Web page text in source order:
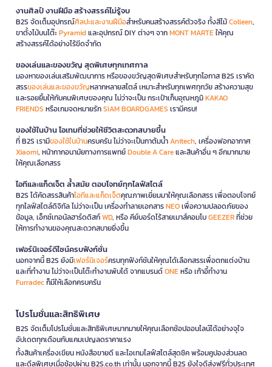
งานศิลป์ งานฝีมือ สร้างสรรค์ไม่รู้จบ
B2S จัดเต็มอุปกรณ์ศิลปะและงานฝีมือสำหรับคนสร้างสรรค์ตัวจริง ทั้งสีไม้Colleen,
ขาตั้งไม้บนโต๊ะPyramidและอุปกรณ์ DIY ต่างๆ จากMONT MARTEให้คุณ
สร้างสรรค์ได้อย่างไร้ขีดจำกัด
ของเล่นและของขวัญ สุดพิเศษทุกเทศกาล
มองหาของเล่นเสริมพัฒนาการ หรือของขวัญสุดพิเศษสำหรับทุกโอกาส B2S เราคัด
สรรของเล่นและของขวัญหลากหลายสไตล์ เหมาะสำหรับทุกเพศทุกวัย สร้างความสุข
และรอยยิ้มให้กับคนพิเศษของคุณ ไม่ว่าจะเป็น กระเป๋าเก็บอุณหภูมิKAKAO
FRIENDS หรือเกมจดหมายรักSIAM BOARDGAMES เรามีครบ!
ของใช้ในบ้าน ไอเทมที่ช่วยให้ชีวิตสะดวกสบายขึ้น
ที่ B2S เรามีของใช้ในบ้านครบครัน ไม่ว่าจะเป็นกาต้มน้ำAnitech, เครื่องฟอกอากาศ
Xiaomi, หน้ากากอนามัยทางการแพทย์Double A Careและสินค้าอื่น ๆ อีกมากมาย
ให้คุณเลือกสรร
ไอทีและแก็ดเจ็ต ล้ำสมัย ตอบโจทย์ทุกไลฟ์สไตล์
B2S ได้คัดสรรสินค้าไอทีและแก็ดเจ็ตคุณภาพเยี่ยมมาให้คุณเลือกสรร เพื่อตอบโจทย์
ทุกไลฟ์สไตล์ดิจิทัล ไม่ว่าจะเป็น เครื่องทำลายเอกสารNEOเพื่อความปลอดภัยของ
ข้อมูล, เอ็กซ์เทอนัลฮาร์ดดิสก์WD, หรือ คีย์บอร์ดไร้สายเมาส์คอมโบGEEZERที่ช่วย
ให้การทำงานของคุณสะดวกสบายยิ่งขึ้น
เฟอร์นิเจอร์ดีไซน์ครบฟังก์ชั่น
นอกจากนี้ B2S ยังมีเฟอร์นิเจอร์ครบทุกฟังก์ชันให้คุณได้เลือกสรรเพื่อตกแต่งบ้าน
และที่ทำงาน ไม่ว่าจะเป็นโต๊ะทำงานพับได้ จากแบรนด์ONEหรือ เก้าอี้ทำงาน
Furradecก็มีให้เลือกครบครัน
โปรโมชั่นและสิทธิพิเศษ
B2S จัดเต็มโปรโมชั่นและสิทธิพิเศษมากมายให้คุณเลือกช้อปออนไลน์ได้อย่างจุใจ
อัปเดตทุกเดือนกับแคมเปญลดราคาแรง
ทั้งสินค้าเครื่องเขียน หนังสือขายดี และไอเทมไลฟ์สไตล์สุดชิค พร้อมคูปองส่วนลด
และดีลพิเศษเมื่อช้อปผ่าน B2S.co.th เท่านั้น นอกจากนี้ B2S ยังใจดีส่งฟรีทั่วประเทศ